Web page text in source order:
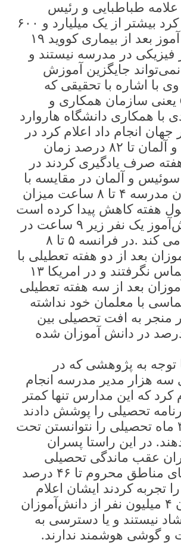
علامه طباطبایی و رئیس
همایش اعلام کرد بیشتر از یک میلیارد و ۶۰۰
میلیون دانش آموز بعد از بیماری کووید ۱۹
فیزیکی در مدرسه نیستند و
جایگزین آموزش
با اشاره با تحقیقی که
توسط OECD یعنی سازمان همکاری و
با همکاری دانشگاه هاروارد
کشور جهان انجام داد اعلام کرد در
فرانسه ایتالیا و آلمان تا ۸۲ درصد زمان
صرف یادگیری کردند در
و آلمان در مقایسه با
زمان دایر بودن مدرسه ۴ تا ۸ ساعت میزان
هفته کاهش پیدا کرده است
از هر پنج دانش‌آموز یک نفر زیر ۹ ساعت در
هفته مطالعه می کند .در فرانسه ۵ تا ۸
بعد از دو هفته تعطیلی با
معلمان خود تماس نگرفتند و در امریکا ۱۳
بعد از سه هفته تعطیلی
با معلمان خود نداشته
منجر به افت تحصیلی بین
در دانش آموزان شده
توجه به پژوهشی که در
سه هزار مدیر مدرسه انجام
کرد که این مدارس تنها کمتر
برنامه تحصیلی را پوشش دادند
یعنی حداقل ۳ ماه تحصیلی را نتوانستن تحت
در این راستا پسران
عقب ماندگی تحصیلی
بیشتر و بچه‌های مناطق محروم تا ۴۶ درصد
تجربه کردند ایشان اعلام
کردند در ایران ۴ میلیون نفر از دانش‌آموزان
نیستند و یا دسترسی به
و گوشی هوشمند ندارند.